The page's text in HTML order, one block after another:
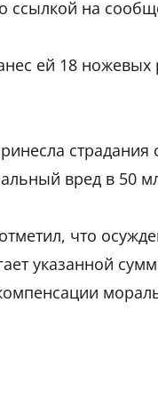
ссылкой на
ей 18
вред в 50
что
указанной